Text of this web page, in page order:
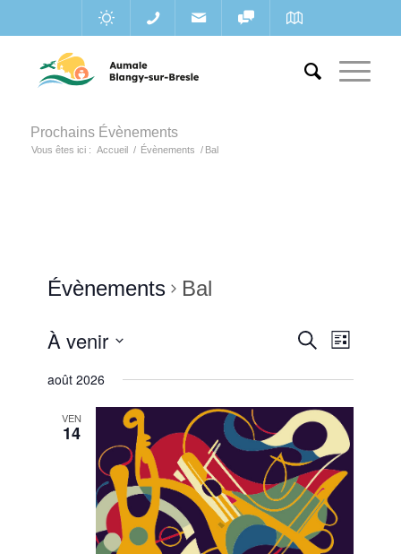
Prochains Évènements
Vous êtes ici : Accueil / Évènements / Bal
Évènements Bal
de
vues
Recherche
vues
Liste
À venir
une
août 2026
VEN
14